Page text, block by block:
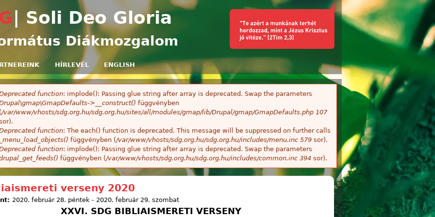
Ugrás a tartalomra
| Soli Deo Gloria
Diákmozgalom
HÍRLEVÉL ENGLISH
function: implode(): Passing glue string after array is deprecated. Swap the parameters
>__construct() függvényben
(/var/www/vhosts/sdg.org.hu/sdg.org.hu/sites/all/modules/gmap/lib/Drupal/gmap/GmapDefaults.php 107
function: The each() function is deprecated. This message will be suppressed on further calls
_menu_load_objects() függvényben (/var/www/vhosts/sdg.org.hu/sdg.org.hu/includes/menu.inc 579 sor).
function: implode(): Passing glue string after array is deprecated. Swap the parameters
függvényben (/var/www/vhosts/sdg.org.hu/sdg.org.hu/includes/common.inc 394 sor).
verseny 2020
2020. február 28. péntek - 2020. február 29. szombat
XXVI. SDG BIBLIAISMERETI VERSENY